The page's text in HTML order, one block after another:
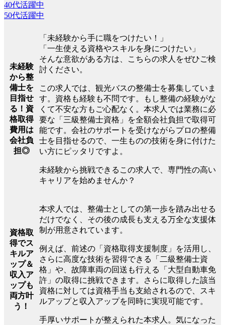
40代活躍中
50代活躍中
未経験
から整
備士を
目指せ
る！資
格取得
費用は
会社負
担◎
「未経験から手に職をつけたい！」
「一生使える資格やスキルを身につけたい」
そんな意欲がある方は、こちらの求人をぜひご検
討ください。
この求人では、観光バスの整備士を募集していま
す。資格も経験も不問です。もし整備の経験がな
くて不安な方もご心配なく。本求人では業務に必
要な「三級整備士資格」を全額会社負担で取得可
能です。会社のサポートを受けながらプロの整備
士を目指せるので、一生ものの技術を身に付けた
い方にピッタリですよ。
未経験から挑戦できるこの求人で、専門性の高い
キャリアを始めませんか？
資格取
得でス
キルア
ップ＆
収入ア
ップも
両方叶
う！
本求人では、整備士としての第一歩を踏み出せる
だけでなく、その後の成長も支える万全な支援体
制が用意されています。
例えば、前述の「資格取得支援制度」を活用し、
さらに高度な技術を習得できる「二級整備士資
格」や、故障車両の回送も行える「大型自動車免
許」の取得に挑戦できます。さらに取得した該当
資格に対しては資格手当も支給されるので、スキ
ルアップと収入アップを同時に実現可能です。
手厚いサポートが整えられた本求人。気になった